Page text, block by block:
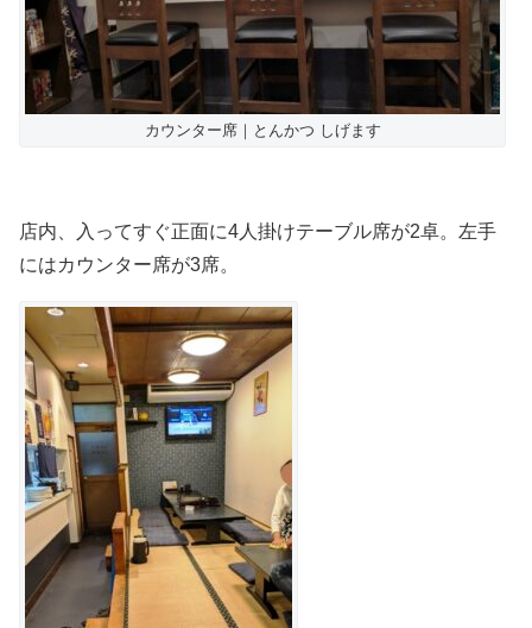
カウンター席｜とんかつ しげます
店内、入ってすぐ正面に4人掛けテーブル席が2卓。左手
にはカウンター席が3席。